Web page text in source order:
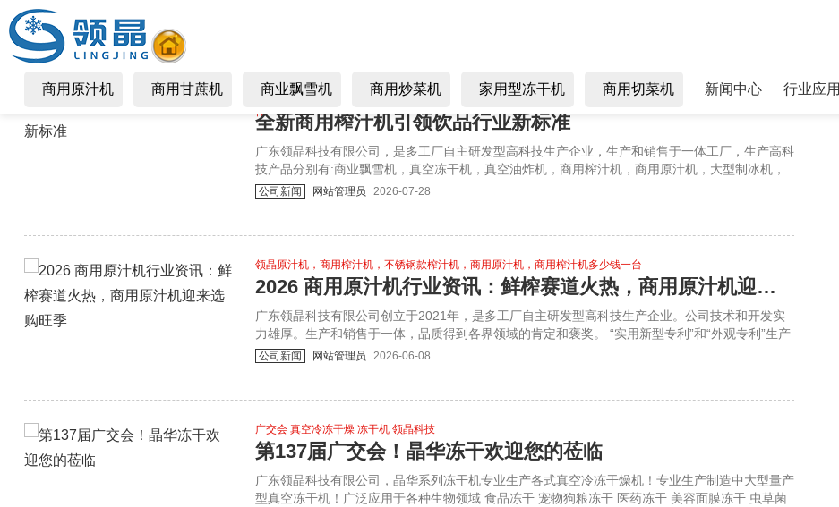
商用原汁机 商用甘蔗机 商业飘雪机 商用炒菜机 家用型冻干机 商用切菜机 新闻中心 行业应用
领晶榨汁机、领晶商用原汁机、工业级榨汁机、鲜榨果汁机、大功率果汁机、果蔬压榨机、生姜榨汁机、水果压
榨
全新商用榨汁机引领饮品行业新标准
​广东领晶科技有限公司，是多工厂自主研发型高科技生产企业，生产和销售于一体工厂，生产高科
技产品分别有:商业飘雪机，真空冻干机，真空油炸机，商用榨汁机，商用原汁机，大型制冰机，
螺旋原汁榨汁机，冷库，冷冻式干燥机，雪融机，商用炒菜机，长龙洗碗机，飘雪机，切菜机等保
公司新闻 网站管理员 2026-07-28
领晶原汁机，商用榨汁机，不锈钢款榨汁机，商用原汁机，商用榨汁机多少钱一台
2026 商用原汁机行业资讯：鲜榨赛道火热，商用原汁机迎来选购旺季
​广东领晶科技有限公司创立于2021年，是多工厂自主研发型高科技生产企业。公司技术和开发实
力雄厚。生产和销售于一体，品质得到各界领域的肯定和褒奖。 “实用新型专利”和“外观专利”生产
高科技产品分别有:商用榨汁机，商业飘雪机，真空冻干机，真空油炸机，商用原汁机，大型制冰
顾客至上”坚持“专心 专业 专注”的经营态度，聚焦商用型产品研发
公司新闻 网站管理员 2026-06-08
广交会 真空冷冻干燥 冻干机 领晶科技
第137届广交会！晶华冻干欢迎您的莅临
​广东领晶科技有限公司，晶华系列冻干机专业生产各式真空冷冻干燥机！专业生产制造中大型量产
型真空冻干机！广泛应用于各种生物领域 食品冻干 宠物狗粮冻干 医药冻干 美容面膜冻干 虫草菌